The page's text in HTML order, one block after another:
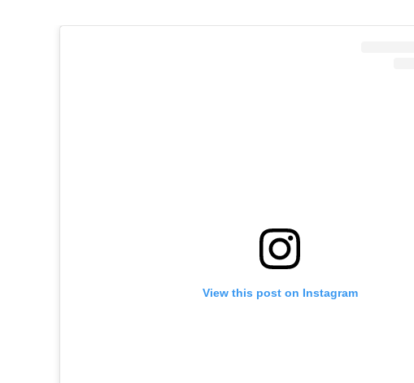
View this post on Instagram